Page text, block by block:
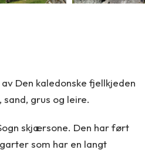
Den kaledonske fjellkjeden
grus og leire.
skjærsone. Den har ført
som har en langt